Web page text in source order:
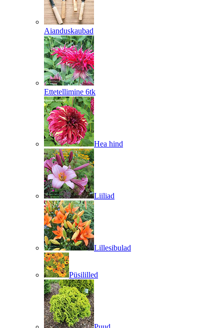
Aianduskaubad
Ettetellimine 6tk
Hea hind
Liiliad
Lillesibulad
Püsililled